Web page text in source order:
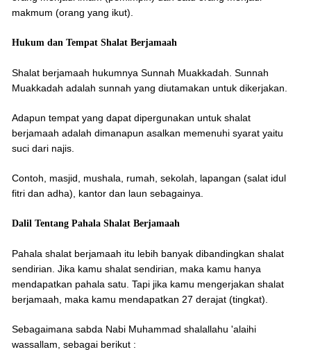
makmum (orang yang ikut).
Hukum dan Tempat Shalat Berjamaah
Shalat berjamaah hukumnya Sunnah Muakkadah. Sunnah
Muakkadah adalah sunnah yang diutamakan untuk dikerjakan.
Adapun tempat yang dapat dipergunakan untuk shalat
berjamaah adalah dimanapun asalkan memenuhi syarat yaitu
suci dari najis.
Contoh, masjid, mushala, rumah, sekolah, lapangan (salat idul
fitri dan adha), kantor dan laun sebagainya.
Dalil Tentang Pahala Shalat Berjamaah
Pahala shalat berjamaah itu lebih banyak dibandingkan shalat
sendirian. Jika kamu shalat sendirian, maka kamu hanya
mendapatkan pahala satu. Tapi jika kamu mengerjakan shalat
berjamaah, maka kamu mendapatkan 27 derajat (tingkat).
Sebagaimana sabda Nabi Muhammad shalallahu 'alaihi
wassallam, sebagai berikut :